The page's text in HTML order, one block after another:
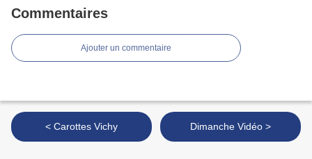
Commentaires
Ajouter un commentaire
< Carottes Vichy Dimanche Vidéo >